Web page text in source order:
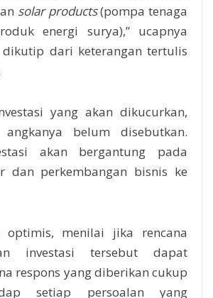
solar products(pompa tenaga
energi surya),” ucapnya
dikutip dari keterangan tertulis
yang akan dikucurkan,
belum disebutkan.
akan bergantung pada
dan perkembangan bisnis ke
optimis, menilai jika rencana
investasi tersebut dapat
respons yang diberikan cukup
setiap persoalan yang